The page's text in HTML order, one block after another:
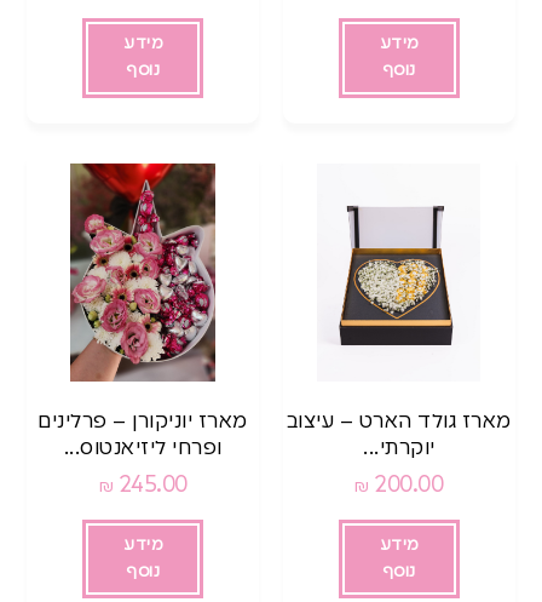
מידע
נוסף
מידע
נוסף
מארז גולד הארט – עיצוב
יוקרתי...
200.00
₪
מידע
נוסף
מארז יוניקורן – פרלינים
ופרחי ליזיאנטוס...
245.00
₪
מידע
נוסף